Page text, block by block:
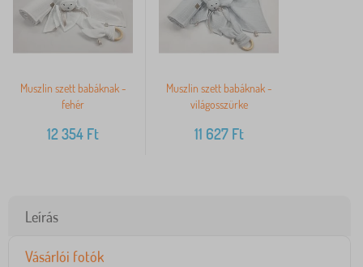
Muszlin szett babáknak -
fehér
12 354 Ft
Muszlin szett babáknak -
világosszürke
11 627Ft
Leírás
Vásárlói fotók